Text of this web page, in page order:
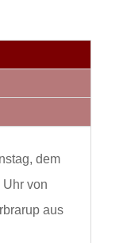
dem
Uhr von
aus